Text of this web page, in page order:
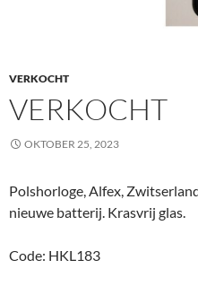
VERKOCHT
VERKOCHT
OKTOBER 25, 2023
Polshorloge, Alfex,
nieuwe batterij. Krasvrij glas.
Code: HKL183